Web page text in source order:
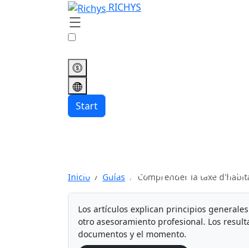
RICHYS
Start
Comprender la
Inicio Guías Comprender la taxe
Los artículos explican principios
otro asesoramiento profesional. Los
documentos y el momento.